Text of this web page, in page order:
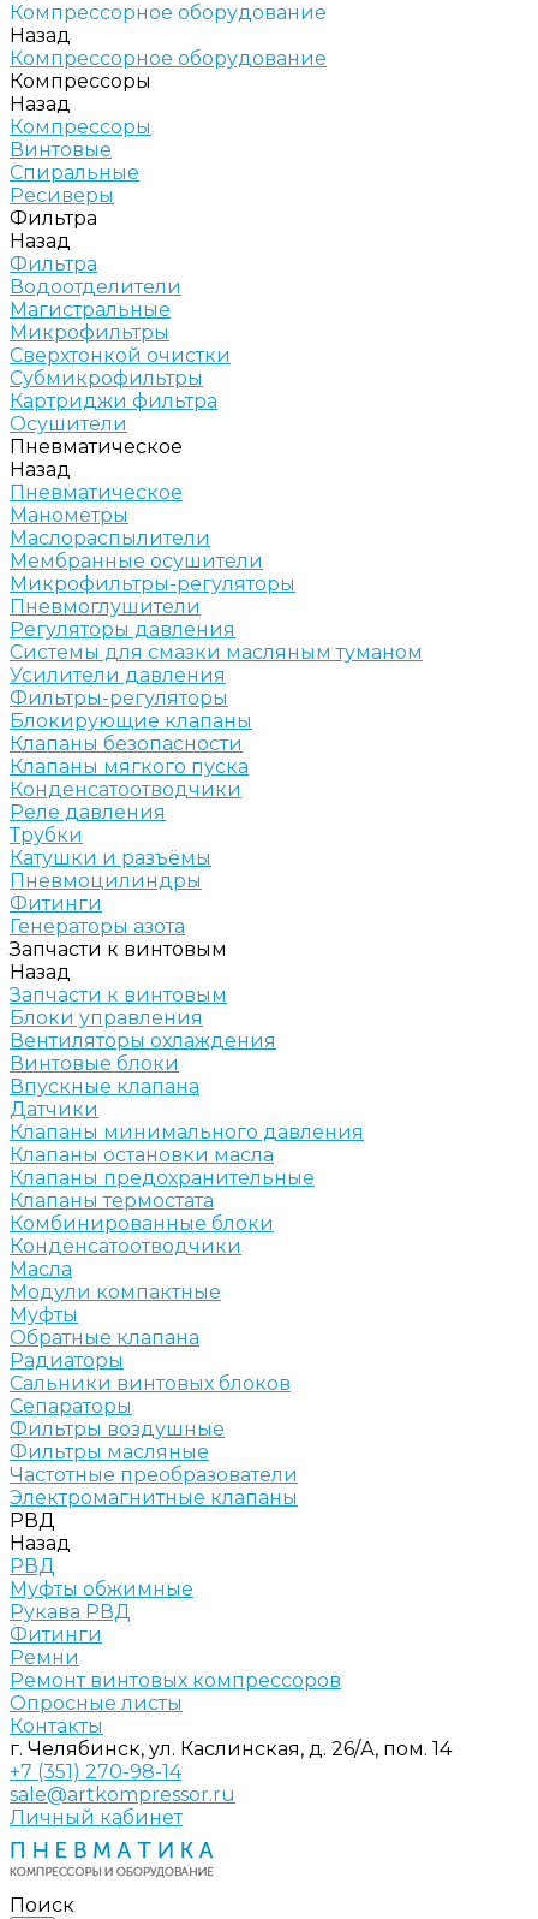
Компрессорное оборудование
Назад
Компрессорное оборудование
Компрессоры
Назад
Компрессоры
Винтовые
Спиральные
Ресиверы
Фильтра
Назад
Фильтра
Водоотделители
Магистральные
Микрофильтры
Сверхтонкой очистки
Субмикрофильтры
Картриджи фильтра
Осушители
Пневматическое
Назад
Пневматическое
Манометры
Маслораспылители
Мембранные осушители
Микрофильтры-регуляторы
Пневмоглушители
Регуляторы давления
Системы для смазки масляным туманом
Усилители давления
Фильтры-регуляторы
Блокирующие клапаны
Клапаны безопасности
Клапаны мягкого пуска
Конденсатоотводчики
Реле давления
Трубки
Катушки и разъёмы
Пневмоцилиндры
Фитинги
Генераторы азота
Запчасти к винтовым
Назад
Запчасти к винтовым
Блоки управления
Вентиляторы охлаждения
Винтовые блоки
Впускные клапана
Датчики
Клапаны минимального давления
Клапаны остановки масла
Клапаны предохранительные
Клапаны термостата
Комбинированные блоки
Конденсатоотводчики
Масла
Модули компактные
Муфты
Обратные клапана
Радиаторы
Сальники винтовых блоков
Сепараторы
Фильтры воздушные
Фильтры масляные
Частотные преобразователи
Электромагнитные клапаны
РВД
Назад
РВД
Муфты обжимные
Рукава РВД
Фитинги
Ремни
Ремонт винтовых компрессоров
Опросные листы
Контакты
г. Челябинск, ул. Каслинская, д. 26/А, пом. 14
+7 (351) 270-98-14
sale@artkompressor.ru
Личный кабинет
Поиск